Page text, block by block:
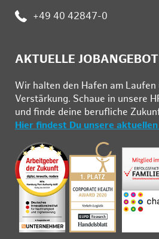
: +49 40 42847-0
AKTUELLE
Wir hal­ten den Ha­fen am Lau­fen
Ver­stär­kung. Schau­e in un­se­re
und fin­de deine be­ruf­li­che
Hier findest Du unsere